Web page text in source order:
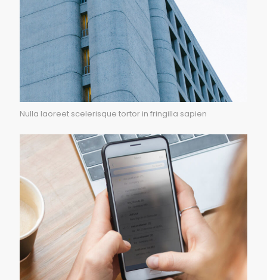
Nulla laoreet scelerisque tortor in fringilla sapien